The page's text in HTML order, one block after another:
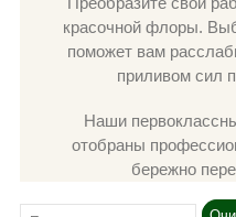
красочной флоры.
поможет вам
приливом сил
Наши
отобраны
бережно